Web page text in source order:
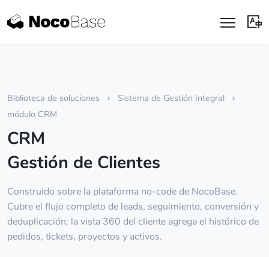
Biblioteca de soluciones
Sistema de Gestión Integral
módulo CRM
CRM
Gestión de Clientes
Construido sobre la plataforma no-code de NocoBase.
Cubre el flujo completo de leads, seguimiento, conversión y
deduplicación; la vista 360 del cliente agrega el histórico de
pedidos, tickets, proyectos y activos.